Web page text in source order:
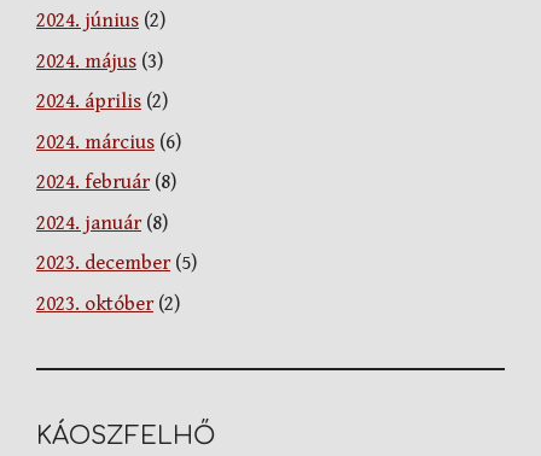
2024. június (2)
2024. május (3)
2024. április (2)
2024. március (6)
2024. február(8)
2024. január(8)
2023. december(5)
2023. október(2)
KÁOSZFELHŐ